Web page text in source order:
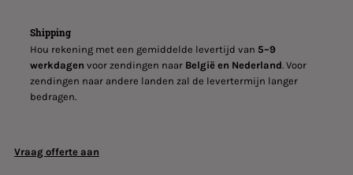
Shipping
Hou rekening met een gemiddelde levertijd van 5–9
werkdagen voor zendingen naar België en Nederland. Voor
zendingen naar andere landen zal de levertermijn langer
bedragen.
Vraag offerte aan